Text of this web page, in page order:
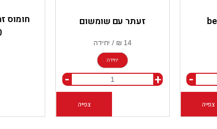
-
מידע נוסף
צפייה
זעתר עם שומשום
יחידה
+
-
הוספה לסל
צפייה
חומוס